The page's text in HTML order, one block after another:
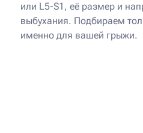
или L5-S1, её размер и
выбухания. Подбираем
именно для вашей грыжи.